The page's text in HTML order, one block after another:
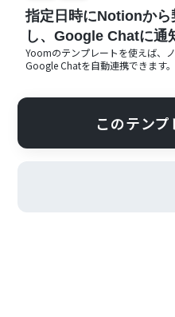
指定日時にNotionか
し、Google Chatに通
Yoomのテンプレートを使えば、
Google Chatを自動連携できます。
このテン